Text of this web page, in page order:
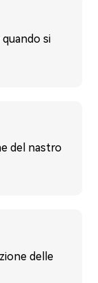
si
del nastro
delle